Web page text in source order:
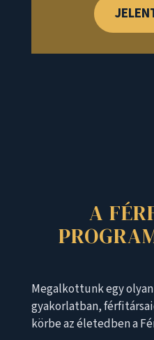
A
Megalkottunk egy
gyakorlatban,
körbe az életedben a